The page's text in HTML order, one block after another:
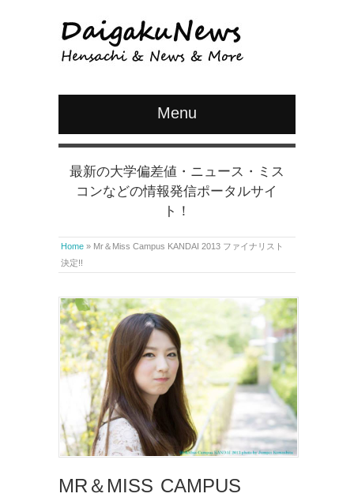
Menu
最新の大学偏差値・ニュース・ミス
コンなどの情報発信ポータルサイ
ト！
Home » Mr＆Miss Campus KANDAI 2013 ファイナリスト
決定!!
MR＆MISS CAMPUS